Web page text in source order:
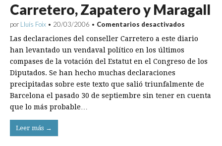
Carretero, Zapatero y Maragall
por Lluís Foix • 20/03/2006 • Comentarios desactivados
Zapatero
Las declaraciones del conseller Carretero a este diario
han levantado un vendaval político en los últimos
compases de la votación del Estatut en el Congreso de los
Diputados. Se han hecho muchas declaraciones
precipitadas sobre este texto que salió triunfalmente de
Barcelona el pasado 30 de septiembre sin tener en cuenta
que lo más probable…
Leer más →